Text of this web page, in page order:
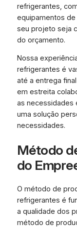
refrigerantes,
equipamentos de
seu projeto seja
do orçamento.
Nossa
refrigerantes é
até a entrega
em estreita
as necessidades
uma solução
necessidades.
Método
do
O método de
refrigerantes é
a qualidade dos
método de